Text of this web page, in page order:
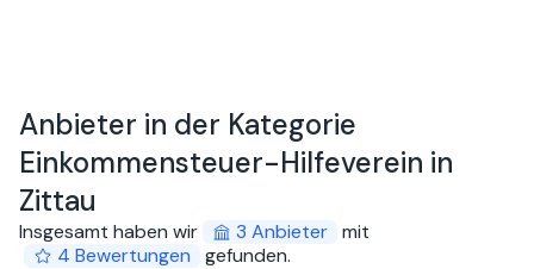
Anbieter in der Kategorie
Einkommensteuer-Hilfeverein in
Zittau
Insgesamt haben wir 3 Anbieter mit
4 Bewertungen gefunden.